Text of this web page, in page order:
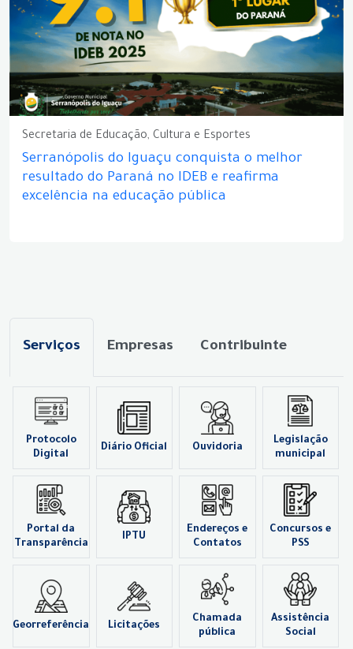
Secretaria de Educação, Cultura e Esportes
Serranópolis do Iguaçu conquista o melhor
resultado do Paraná no IDEB e reafirma
excelência na educação pública
Serviços Empresas Contribuinte
Protocolo
Digital
Diário Oficial Ouvidoria
Legislação
municipal
Portal da
Transparência
IPTU
Endereços e
Contatos
Concursos e
PSS
Georreferência Licitações
Chamada
pública
Assistência
Social